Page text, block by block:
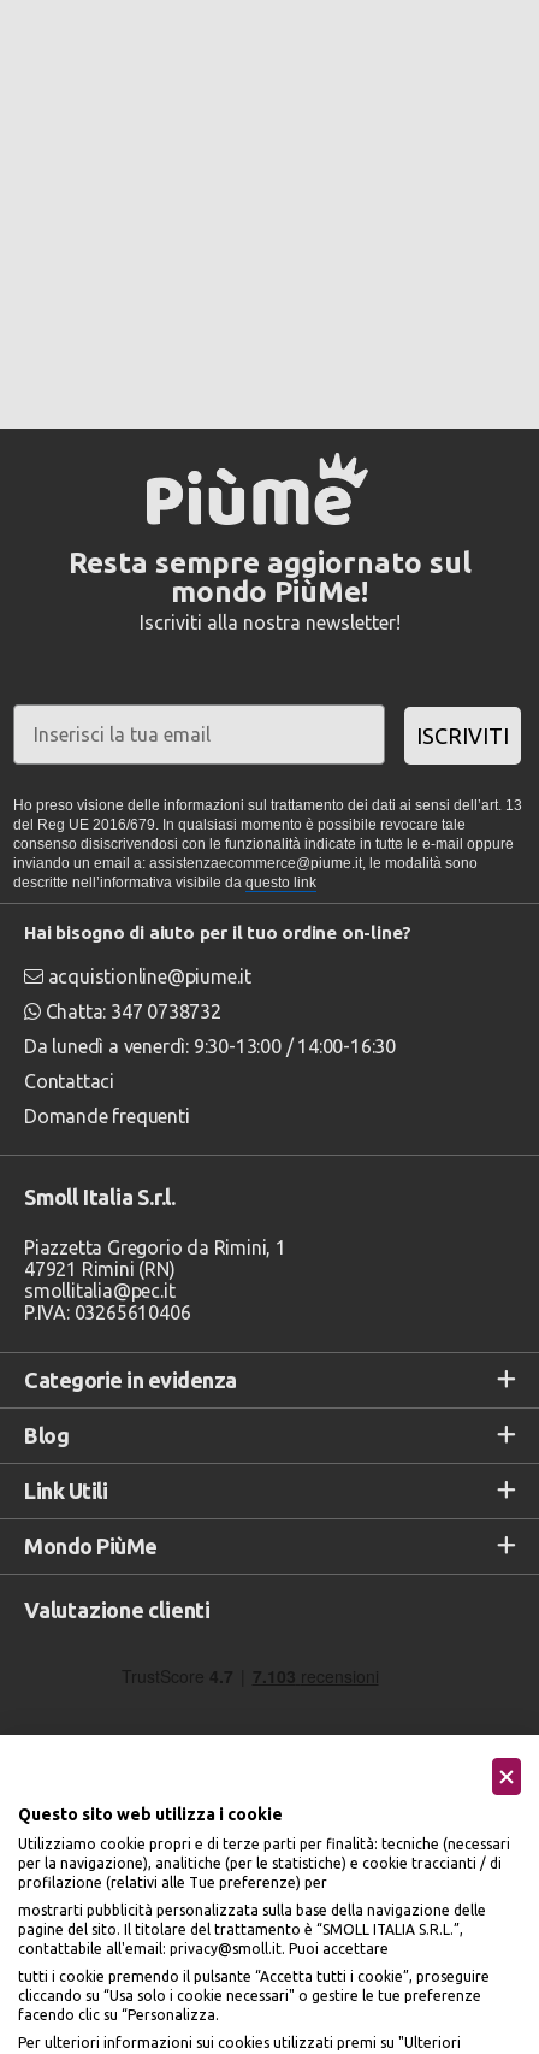
Resta sempre aggiornato sul
mondo PiùMe!
Iscriviti alla nostra newsletter!
ISCRIVITI
Ho preso visione delle informazioni sul trattamento dei dati ai sensi dell’art. 13
del Reg UE 2016/679. In qualsiasi momento è possibile revocare tale
consenso disiscrivendosi con le funzionalità indicate in tutte le e-mail oppure
inviando un email a: assistenzaecommerce@piume.it, le modalità sono
descritte nell’informativa visibile da questo link
Categorie in evidenza
Blog
Link Utili
Mondo PiùMe
Hai bisogno di aiuto per il tuo ordine on-line?
acquistionline@piume.it
Chatta: 347 0738732
Da lunedì a venerdì: 9:30-13:00 / 14:00-16:30
Contattaci
Domande frequenti
Smoll Italia S.r.l.
Piazzetta Gregorio da Rimini, 1
47921 Rimini (RN)
smollitalia@pec.it
P.IVA: 03265610406
Valutazione clienti
Accettiamo
Seguici sui social
Questo sito web utilizza i cookie
Utilizziamo cookie propri e di terze parti per finalità: tecniche (necessari
per la navigazione), analitiche (per le statistiche) e cookie traccianti / di
profilazione (relativi alle Tue preferenze) per
mostrarti pubblicità personalizzata sulla base della navigazione delle
pagine del sito. Il titolare del trattamento è “SMOLL ITALIA S.R.L.”,
contattabile all'email: privacy@smoll.it. Puoi accettare
tutti i cookie premendo il pulsante “Accetta tutti i cookie”, proseguire
cliccando su “Usa solo i cookie necessari" o gestire le tue preferenze
facendo clic su “Personalizza.
Per ulteriori informazioni sui cookies utilizzati premi su "Ulteriori
BENVENUTO DA